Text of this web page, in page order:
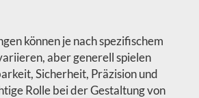
können je nach spezifischem
aber generell spielen
Sicherheit, Präzision und
Rolle bei der Gestaltung von